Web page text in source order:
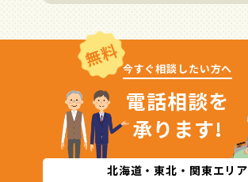
無料 今すぐ相談したい方へ
電話相談を
承ります!
北海道・東北・関東エリア